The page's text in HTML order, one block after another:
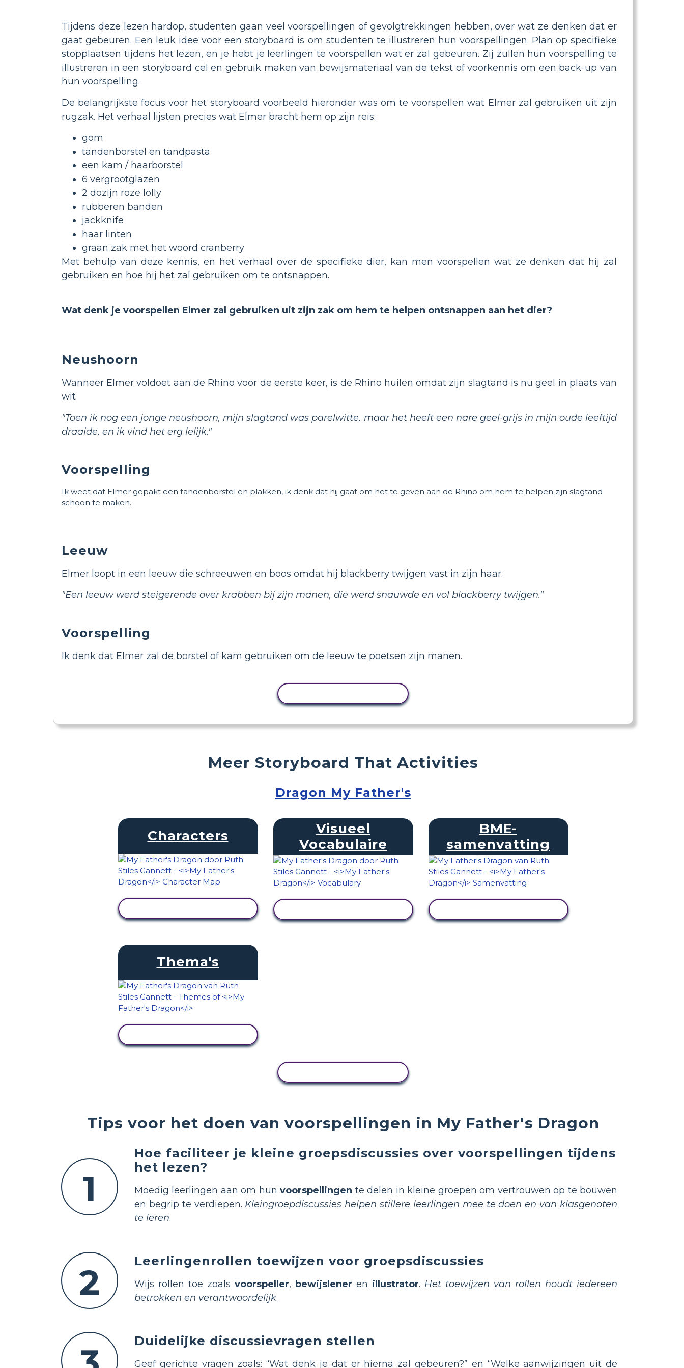
Tijdens deze lezen hardop, studenten gaan veel voorspellingen of gevolgtrekkingen hebben, over wat ze denken dat er
gaat gebeuren. Een leuk idee voor een storyboard is om studenten te illustreren hun voorspellingen. Plan op specifieke
stopplaatsen tijdens het lezen, en je hebt je leerlingen te voorspellen wat er zal gebeuren. Zij zullen hun voorspelling te
illustreren in een storyboard cel en gebruik maken van bewijsmateriaal van de tekst of voorkennis om een ​​back-up van
hun voorspelling.
De belangrijkste focus voor het storyboard voorbeeld hieronder was om te voorspellen wat Elmer zal gebruiken uit zijn
rugzak. Het verhaal lijsten precies wat Elmer bracht hem op zijn reis:
gom
tandenborstel en tandpasta
een kam / haarborstel
6 vergrootglazen
2 dozijn roze lolly
rubberen banden
jackknife
haar linten
graan zak met het woord cranberry
Met behulp van deze kennis, en het verhaal over de specifieke dier, kan men voorspellen wat ze denken dat hij zal
gebruiken en hoe hij het zal gebruiken om te ontsnappen.
Wat denk je voorspellen Elmer zal gebruiken uit zijn zak om hem te helpen ontsnappen aan het dier?
Neushoorn
Wanneer Elmer voldoet aan de Rhino voor de eerste keer, is de Rhino huilen omdat zijn slagtand is nu geel in plaats van
wit
"Toen ik nog een jonge neushoorn, mijn slagtand was parelwitte, maar het heeft een nare geel-grijs in mijn oude leeftijd
draaide, en ik vind het erg lelijk."
Voorspelling
Ik weet dat Elmer gepakt een tandenborstel en plakken, ik denk dat hij gaat om het te geven aan de Rhino om hem te helpen zijn slagtand
schoon te maken.
Leeuw
Elmer loopt in een leeuw die schreeuwen en boos omdat hij blackberry twijgen vast in zijn haar.
"Een leeuw werd steigerende over krabben bij zijn manen, die werd snauwde en vol blackberry twijgen."
Voorspelling
Ik denk dat Elmer zal de borstel of kam gebruiken om de leeuw te poetsen zijn manen.
Tips voor het doen van voorspellingen in My Father's Dragon
1
Hoe faciliteer je kleine groepsdiscussies over voorspellingen tijdens
het lezen?
Moedig leerlingen aan om hunvoorspellingen te delen in kleine groepen om vertrouwen op te bouwen
en begrip te verdiepen. Kleingroepdiscussies helpen stillere leerlingen mee te doen en van klasgenoten
te leren.
2
Leerlingenrollen toewijzen voor groepsdiscussies
Wijs rollen toe zoals voorspeller, bewijslener en illustrator. Het toewijzen van rollen houdt iedereen
betrokken en verantwoordelijk.
Duidelijke discussievragen stellen
Geef gerichte vragen zoals: “Wat denk je dat er hierna zal gebeuren?” en “Welke aanwijzingen uit de
Meer Storyboard That Activities
Dragon My Father's
Characters
Visueel
Vocabulaire
BME-
samenvatting
Thema's